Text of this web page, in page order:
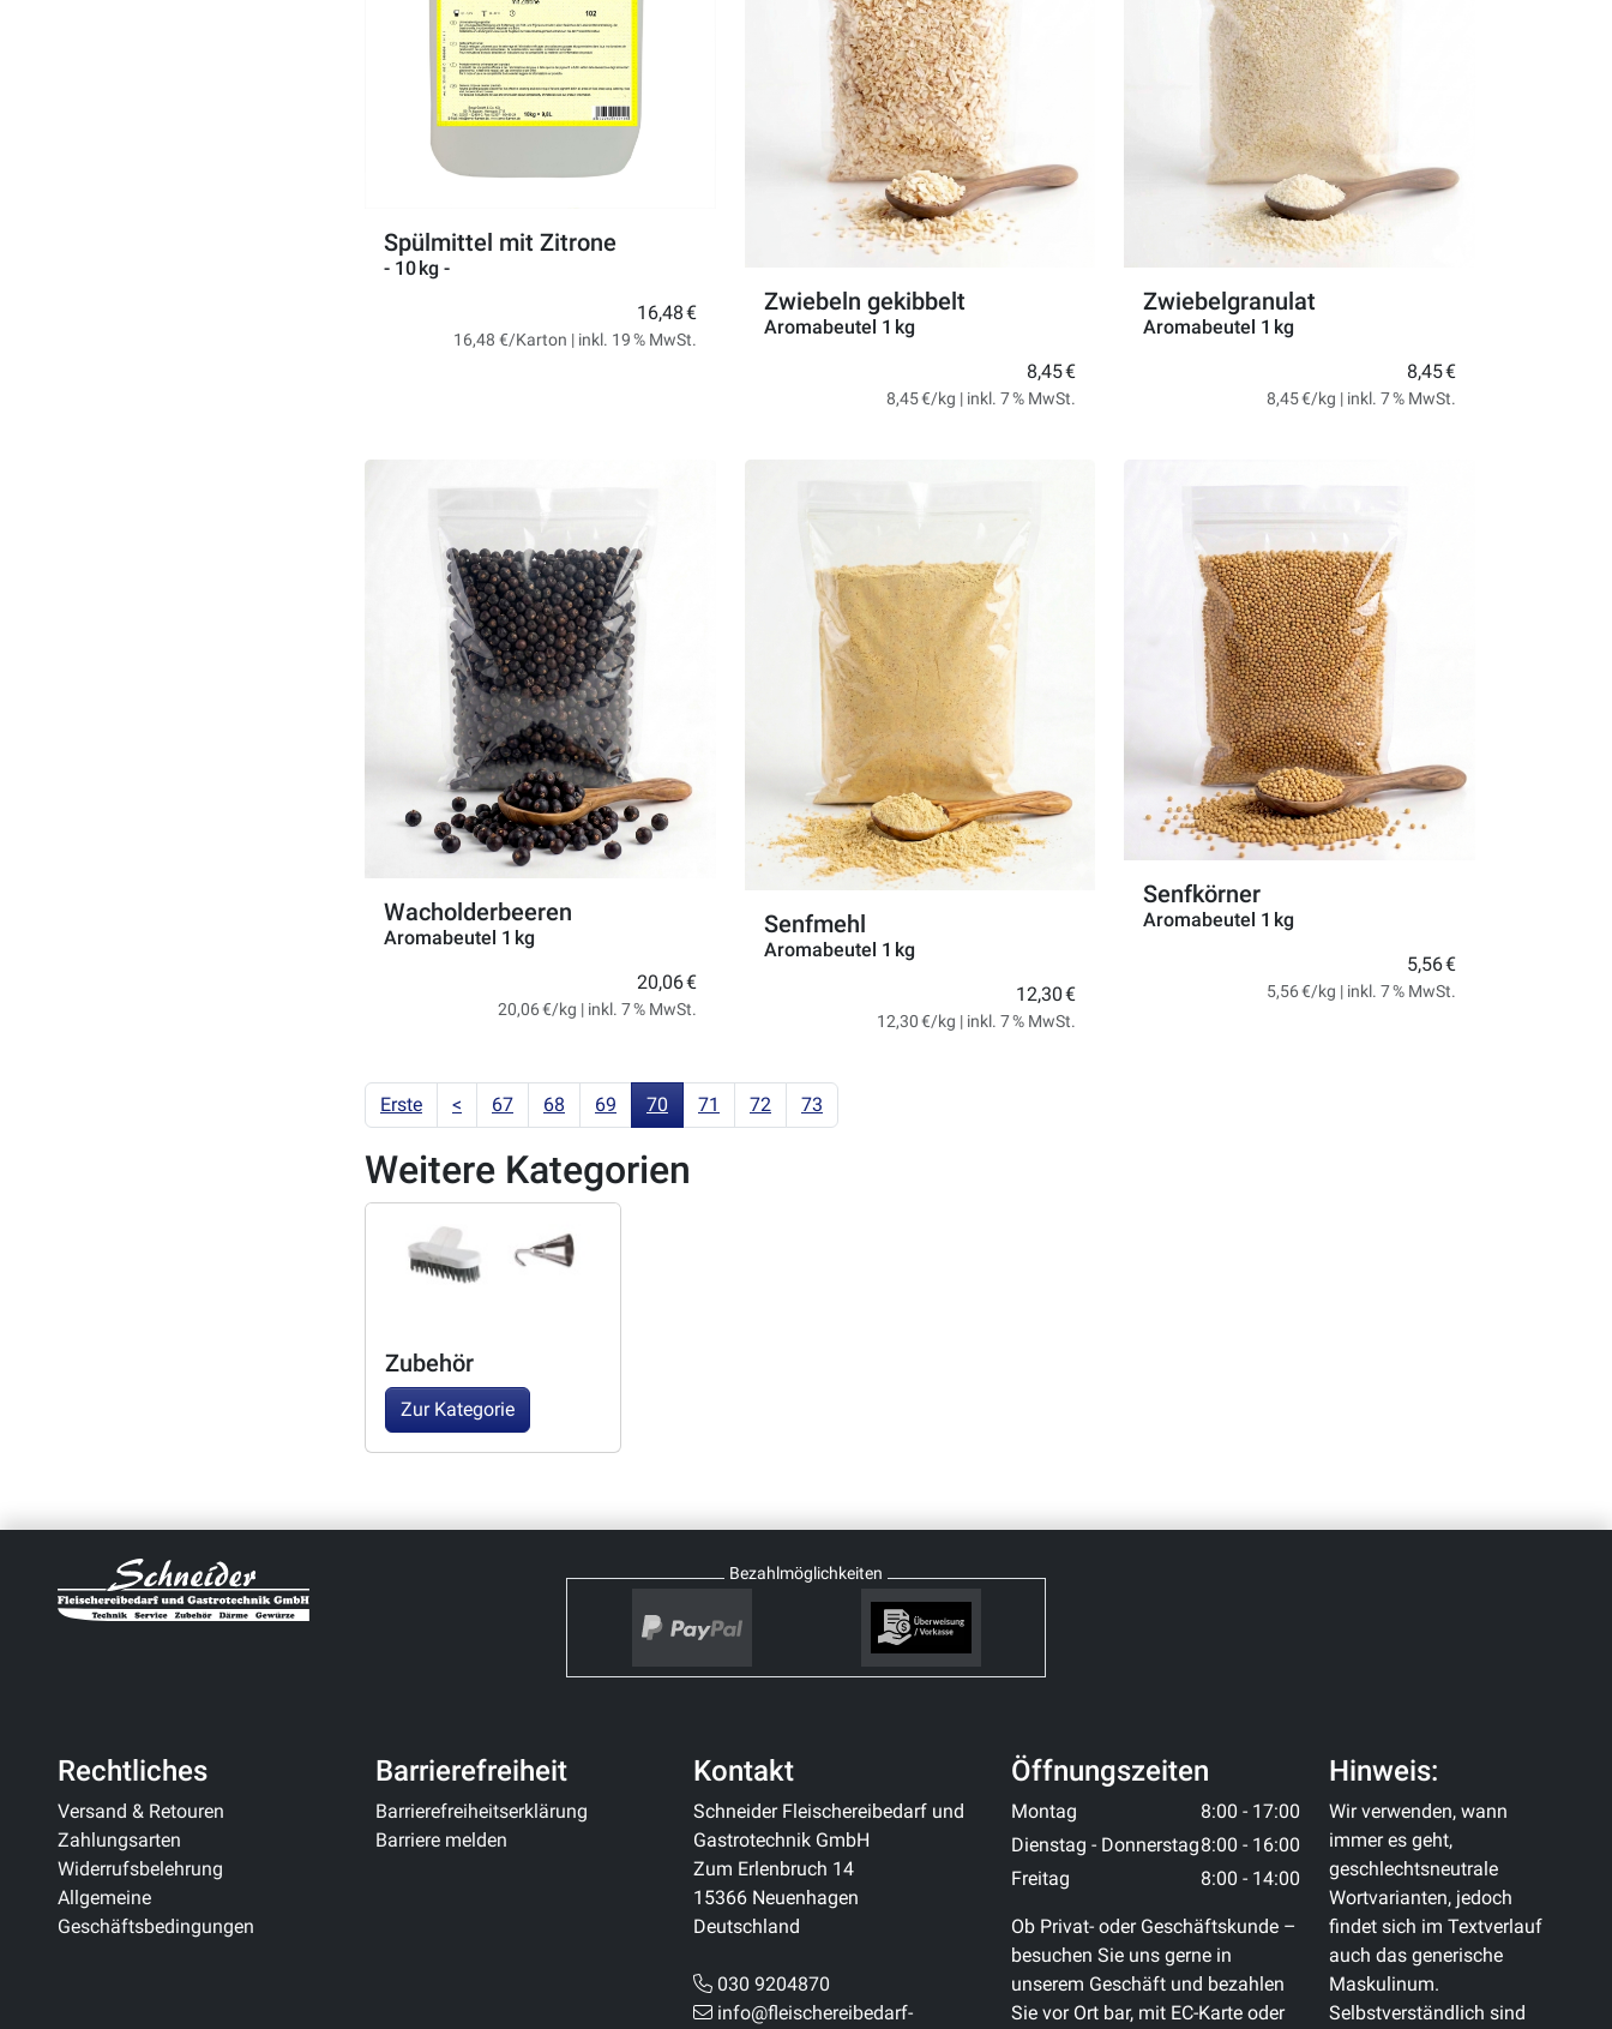
Spülmittel mit Zitrone
- 10 kg -
16,48 €
16,48 €/Karton | inkl. 19 % MwSt.
Zwiebeln gekibbelt
Aromabeutel 1 kg
8,45 €
8,45 €/kg | inkl. 7 % MwSt.
Zwiebelgranulat
Aromabeutel 1 kg
8,45 €
8,45 €/kg | inkl. 7 % MwSt.
Wacholderbeeren
Aromabeutel 1 kg
20,06 €
20,06 €/kg | inkl. 7 % MwSt.
Senfmehl
Aromabeutel 1 kg
12,30 €
12,30 €/kg | inkl. 7 % MwSt.
Senfkörner
Aromabeutel 1 kg
5,56 €
5,56 €/kg | inkl. 7 % MwSt.
Erste < 67 68 69 70 71 72 73
Weitere Kategorien
Zubehör
Zur Kategorie
Bezahlmöglichkeiten
Rechtliches
Versand & Retouren
Zahlungsarten
Widerrufsbelehrung
Allgemeine
Geschäftsbedingungen
Barrierefreiheit
Barrierefreiheitserklärung
Barriere melden
Kontakt
Schneider Fleischereibedarf und
Gastrotechnik GmbH
Zum Erlenbruch 14
15366 Neuenhagen
Deutschland
030 9204870
info@fleischereibedarf-
Öffnungszeiten
Montag
8:00 - 17:00
Dienstag - Donnerstag8:00 - 16:00
Freitag
8:00 - 14:00
Ob Privat- oder Geschäftskunde –
besuchen Sie uns gerne in
unserem Geschäft und bezahlen
Sie vor Ort bar, mit EC-Karte oder
Hinweis:
Wir verwenden, wann
immer es geht,
geschlechtsneutrale
Wortvarianten, jedoch
findet sich im Textverlauf
auch das generische
Maskulinum.
Selbstverständlich sind